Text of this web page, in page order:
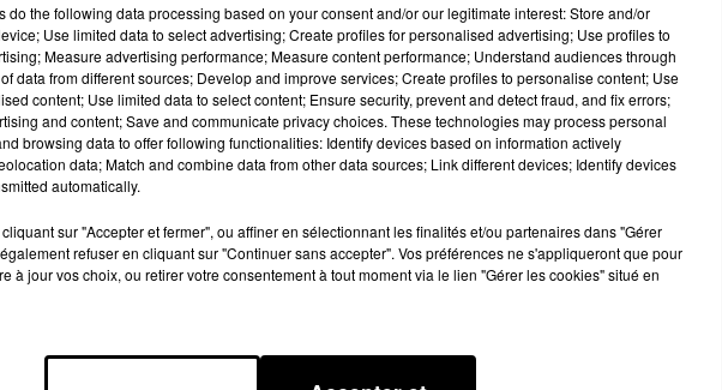
do the following data processing based on your consent and/or our legitimate interest: Store and/or
Use limited data to select advertising; Create profiles for personalised advertising; Use profiles to
Measure advertising performance; Measure content performance; Understand audiences through
data from different sources; Develop and improve services; Create profiles to personalise content; Use
content; Use limited data to select content; Ensure security, prevent and detect fraud, and fix errors;
and content; Save and communicate privacy choices. These technologies may process personal
browsing data to offer following functionalities: Identify devices based on information actively
data; Match and combine data from other data sources; Link different devices; Identify devices
automatically.
sur "Accepter et fermer", ou affiner en sélectionnant les finalités et/ou partenaires dans "Gérer
refuser en cliquant sur "Continuer sans accepter". Vos préférences ne s'appliqueront que pour
à jour vos choix, ou retirer votre consentement à tout moment via le lien "Gérer les cookies" situé en